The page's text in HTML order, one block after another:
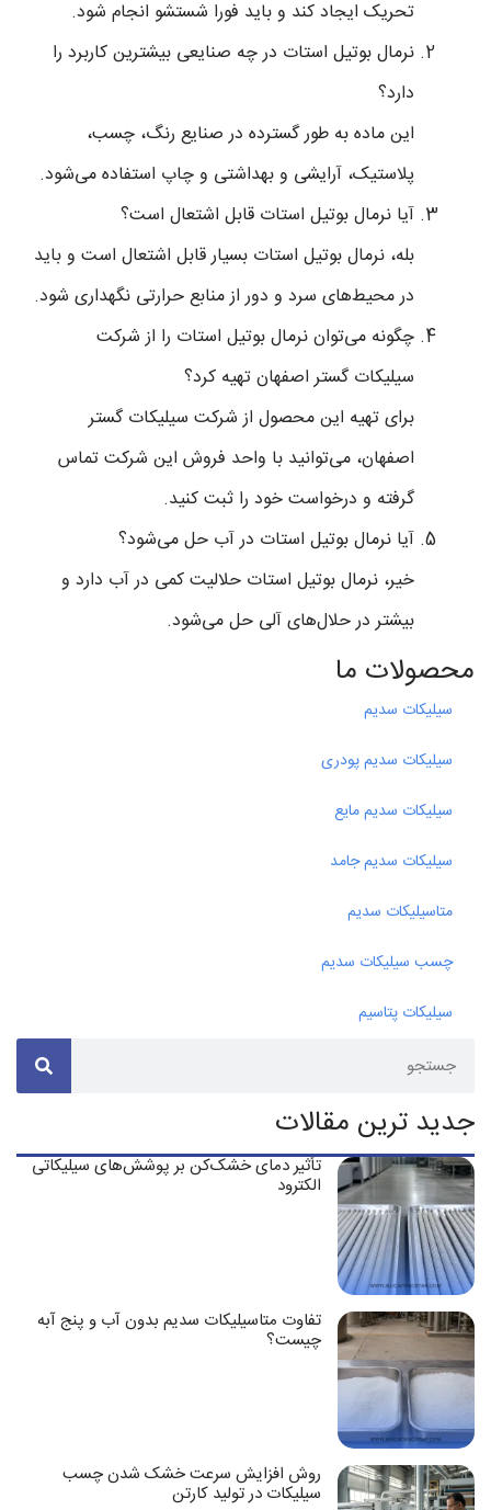
محصولات ما
سیلیکات سدیم
سیلیکات سدیم پودری
سیلیکات سدیم مایع
سیلیکات سدیم جامد
متاسیلیکات سدیم
چسب سیلیکات سدیم
سیلیکات پتاسیم
جدید ترین مقالات
تأثیر دمای خشک‌کن بر پوشش‌های سیلیکاتی
الکترود
تفاوت متاسیلیکات سدیم بدون آب و پنج آبه
چیست؟
روش افزایش سرعت خشک شدن چسب
سیلیکات در تولید کارتن
تحریک ایجاد کند و باید فورا شستشو انجام شود.
نرمال بوتیل استات در چه صنایعی بیشترین کاربرد را
دارد؟
این ماده به طور گسترده در صنایع رنگ، چسب،
پلاستیک، آرایشی و بهداشتی و چاپ استفاده می‌شود.
آیا نرمال بوتیل استات قابل اشتعال است؟
بله، نرمال بوتیل استات بسیار قابل اشتعال است و باید
در محیط‌های سرد و دور از منابع حرارتی نگهداری شود.
چگونه می‌توان نرمال بوتیل استات را از شرکت
سیلیکات گستر اصفهان تهیه کرد؟
برای تهیه این محصول از شرکت سیلیکات گستر
اصفهان، می‌توانید با واحد فروش این شرکت تماس
گرفته و درخواست خود را ثبت کنید.
آیا نرمال بوتیل استات در آب حل می‌شود؟
خیر، نرمال بوتیل استات حلالیت کمی در آب دارد و
بیشتر در حلال‌های آلی حل می‌شود.